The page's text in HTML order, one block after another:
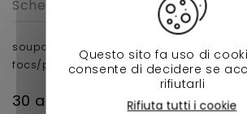
Scheda tecnica
soupape d'admission pour moteur
focs/progress voiture sans permis
30 altri prodotti della stessa
Questo sito fa uso di
consente di decidere se
rifiutarli
Rifiuta tutti i cookie